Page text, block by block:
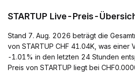
STARTUP Live-Preis-
Stand 7. Aug. 2026 beträgt die
von STARTUP CHF 41.04K, was einer
-1.01% in den letzten 24 Stunden
Preis von STARTUP liegt bei